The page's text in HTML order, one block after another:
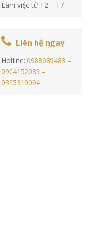
Làm việc từ T2 – T7
Liên hệ ngay
Hotline:0988089483 –
0904152089 –
0395319094